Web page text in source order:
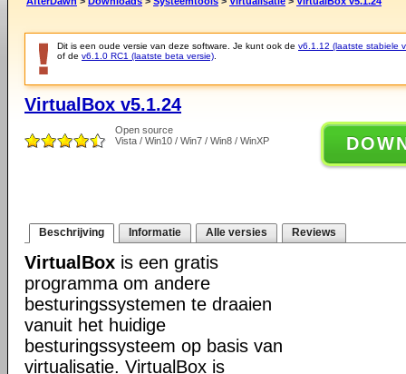
Dit is een oude versie van deze software. Je kunt ook de v6.1.12 (laatste stabiele
of de v6.1.0 RC1 (laatste beta versie)
VirtualBox v5.1.24
Open source
Vista / Win10 / Win7 / Win8 / WinXP
Beschrijving Informatie Alle versies Reviews
VirtualBox is een gratis
programma om andere
besturingssystemen te draaien
vanuit het huidige
besturingssysteem op basis van
virtualisatie. VirtualBox is